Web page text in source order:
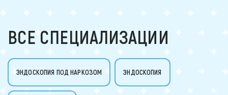
ВСЕ СПЕЦИАЛИЗАЦИИ
ЭНДОСКОПИЯ ПОД НАРКОЗОМ ЭНДОСКОПИЯ